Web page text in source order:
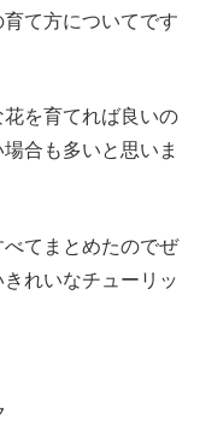
て方についてです
を育てれば良いの
合も多いと思いま
てまとめたのでぜ
れいなチューリッ